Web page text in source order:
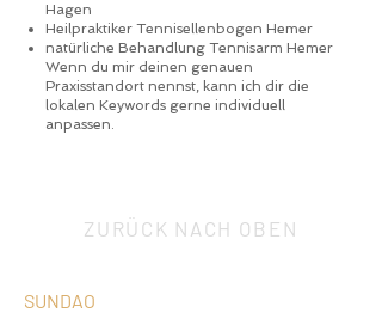
Hagen
Heilpraktiker Tennisellenbogen Hemer
natürliche Behandlung Tennisarm Hemer
Wenn du mir deinen genauen
Praxisstandort nennst, kann ich dir die
lokalen Keywords gerne individuell
anpassen.
ZURÜCK NACH OBEN
SUNDAO